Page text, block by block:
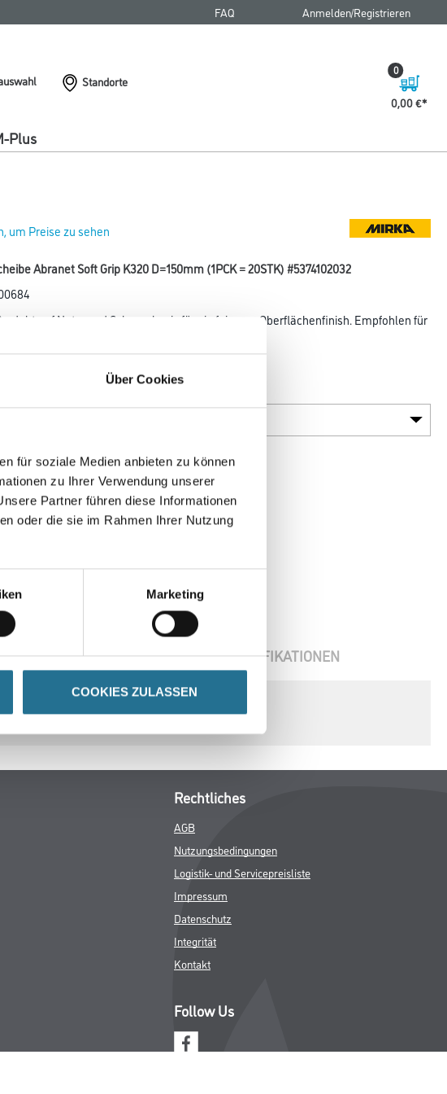
Über Cookies
für soziale Medien anbieten zu können
zu Ihrer Verwendung unserer
Partner führen diese Informationen
oder die sie im Rahmen Ihrer Nutzung
Marketing
COOKIES ZULASSEN
FAQ Anmelden/Registrieren
Standorte
0,00 €
0
Plus
um Preise zu sehen
Abranet Soft Grip K320 D=150mm (1PCK = 20STK) #5374102032
auf Netz- und Schaumbasis für ein feineres Oberflächenfinish. Empfohlen für
Oberflächenmaterialien.
DATENBLÄTTER SPEZIFIKATIONEN
Rechtliches
AGB
Nutzungsbedingungen
Logistik- und Servicepreisliste
Impressum
Datenschutz
Integrität
Kontakt
Follow Us